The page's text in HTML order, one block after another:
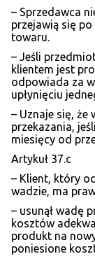
– Sprzedawca
przejawią się
towaru.
– Jeśli
klientem jest
odpowiada za
upłynięciu
– Uznaje się, że
przekazania,
miesięcy od
Artykuł 37.c
– Klient, który
wadzie, ma
– usunął wadę
kosztów
produkt na
poniesione